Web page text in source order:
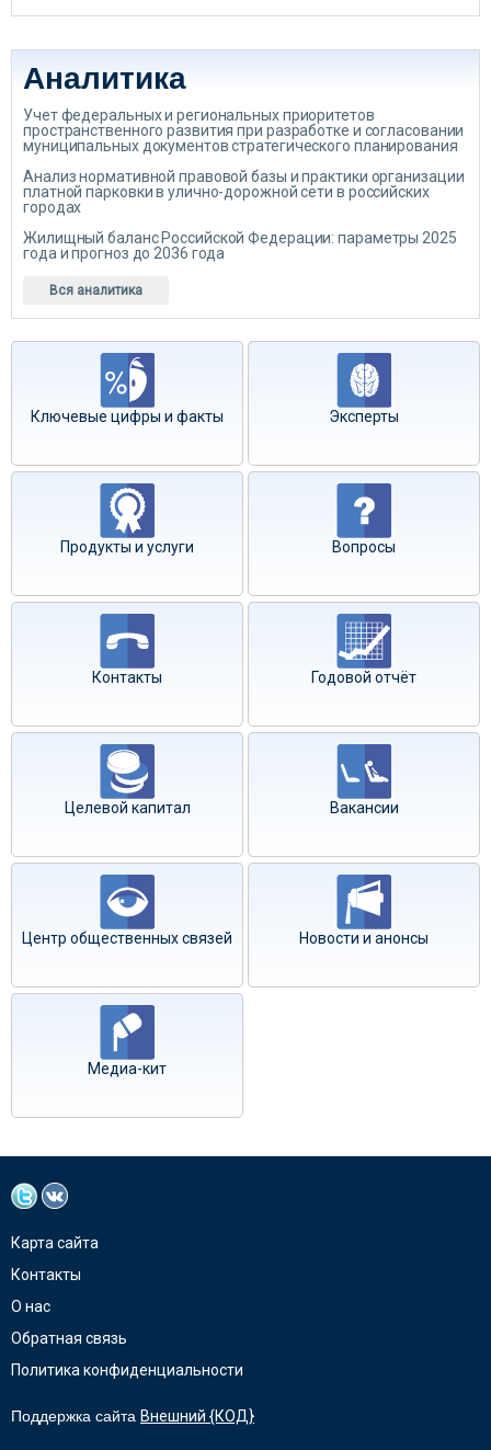
Аналитика
Учет федеральных и региональных приоритетов
пространственного развития при разработке и согласовании
муниципальных документов стратегического планирования
Анализ нормативной правовой базы и практики организации
платной парковки в улично-дорожной сети в российских
городах
Жилищный баланс Российской Федерации: параметры 2025
года и прогноз до 2036 года
Вся аналитика
Ключевые цифры и факты Эксперты
Продукты и услуги Вопросы
Контакты Годовой отчёт
Целевой капитал Вакансии
Центр общественных связей Новости и анонсы
Медиа-кит
Карта сайта
Контакты
О нас
Обратная связь
Политика конфиденциальности
Поддержка сайта Внешний {КОД}